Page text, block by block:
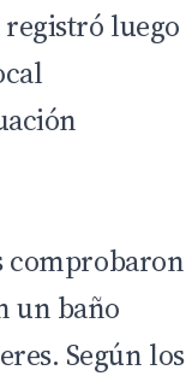
registró luego
comprobaron
un baño
Según los